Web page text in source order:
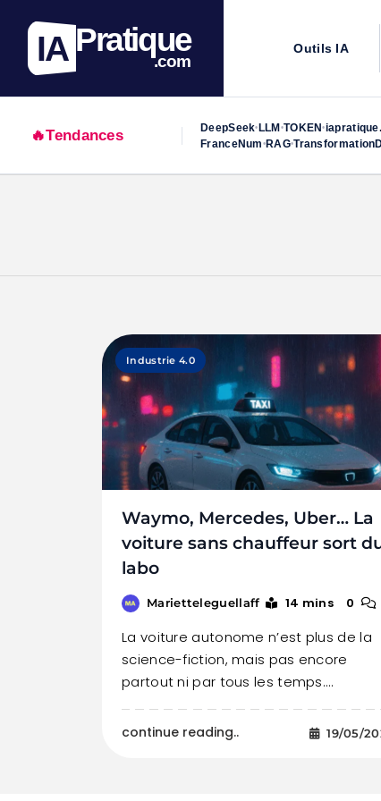
IA Pratique
.com
Outils IA
🔥Tendances DeepSeek• LLM •TOKEN•
FranceNum • RAG•
Industrie 4.0
Waymo, Mercedes, Uber… La
voiture sans chauffeur sort
labo
Marietteleguellaff 14 mins 0
La voiture autonome n’est plus de la
science-fiction, mais pas encore
partout ni par tous les temps.…
continue reading.. 19/05/